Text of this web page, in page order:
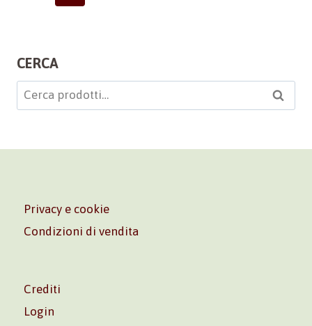
CERCA
Cerca: Cerca
Privacy e cookie
Condizioni di vendita
Crediti
Login